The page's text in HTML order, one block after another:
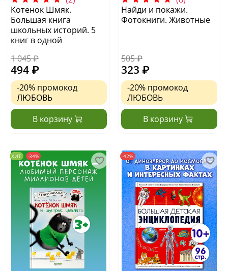
Котенок Шмяк.
Большая книга
школьных историй. 5
книг в одной
1 045 ₽
494 ₽
-20% промокод
ЛЮБОВЬ
В корзину
Найди и покажи.
Фотокниги. Животные
505 ₽
323 ₽
-20% промокод
ЛЮБОВЬ
В корзину
ХИТ -34% -42%